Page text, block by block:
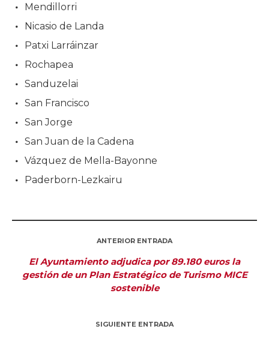
Mendillorri
Nicasio de Landa
Patxi Larráinzar
Rochapea
Sanduzelai
San Francisco
San Jorge
San Juan de la Cadena
Vázquez de Mella-Bayonne
Paderborn-Lezkairu
ANTERIOR ENTRADA
El Ayuntamiento adjudica por 89.180 euros la
gestión de un Plan Estratégico de Turismo MICE
sostenible
SIGUIENTE ENTRADA